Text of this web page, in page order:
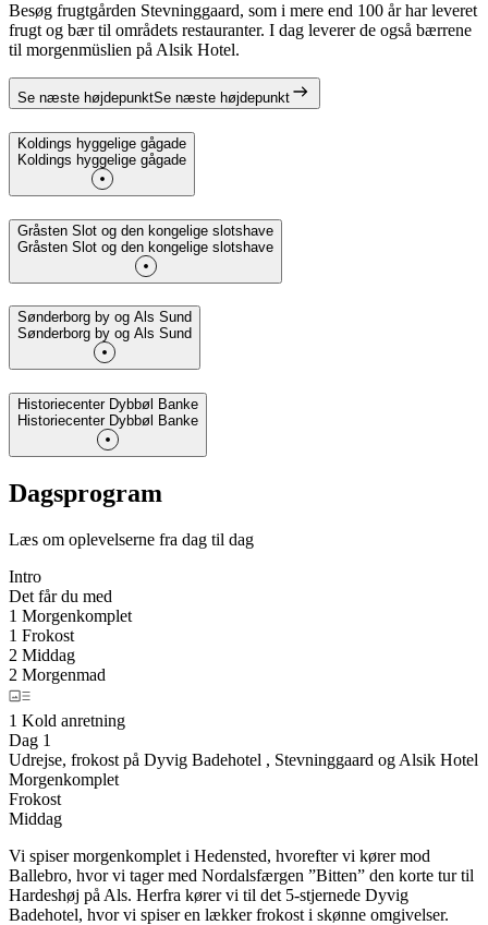
Besøg frugtgården Stevninggaard, som i mere end 100 år har leveret
frugt og bær til områdets restauranter. I dag leverer de også bærrene
til morgenmüslien på Alsik Hotel.
Se næste højdepunktSe næste højdepunkt
Koldings hyggelige gågade
Koldings hyggelige gågade
Gråsten Slot og den kongelige slotshave
Gråsten Slot og den kongelige slotshave
Sønderborg by og Als Sund
Sønderborg by og Als Sund
Historiecenter Dybbøl Banke
Historiecenter Dybbøl Banke
Dagsprogram
Læs om oplevelserne fra dag til dag
Intro
Det får du med
1 Morgenkomplet
1 Frokost
2 Middag
2 Morgenmad
1 Kold anretning
Dag 1
Udrejse, frokost på Dyvig Badehotel , Stevninggaard og Alsik Hotel
Morgenkomplet
Frokost
Middag
Vi spiser morgenkomplet i Hedensted, hvorefter vi kører mod
Ballebro, hvor vi tager med Nordalsfærgen ”Bitten” den korte tur til
Hardeshøj på Als. Herfra kører vi til det 5-stjernede Dyvig
Badehotel, hvor vi spiser en lækker frokost i skønne omgivelser.